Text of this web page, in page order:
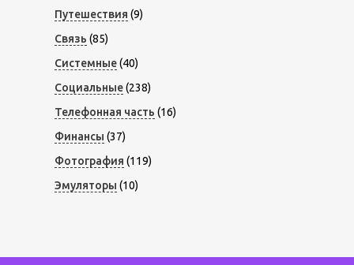
Путешествия (9)
Связь (85)
Системные(40)
Социальные(238)
Телефонная часть (16)
Финансы (37)
Фотография (119)
Эмуляторы (10)